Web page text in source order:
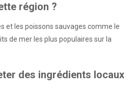
région ?
et les poissons sauvages comme le
de mer les plus populaires sur la
des ingrédients locaux